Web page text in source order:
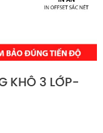
KHÔ 3 LỚP-